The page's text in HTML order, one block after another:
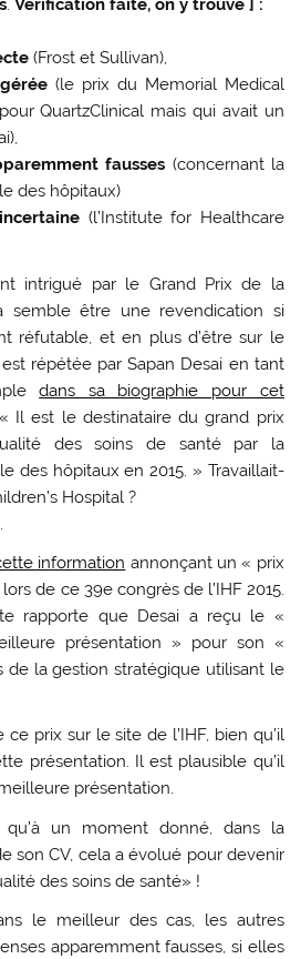
. Vérification faite, on y trouve ] :
(Frost et Sullivan),
(le prix du Memorial Medical
QuartzClinical mais qui avait un
fausses (concernant la
des hôpitaux)
(l’Institute for Healthcare
intrigué par le Grand Prix de la
semble être une revendication si
réfutable, et en plus d’être sur le
répétée par Sapan Desai en tant
dans sa biographie pour cet
Il est le destinataire du grand prix
des soins de santé par la
des hôpitaux en 2015. » Travaillait-
Hospital ?
information annonçant un « prix
de ce 39e congrès de l’IHF 2015.
rapporte que Desai a reçu le «
présentation » pour son «
de la gestion stratégique utilisant le
ce prix sur le site de l’IHF, bien qu’il
présentation. Il est plausible qu’il
présentation.
un moment donné, dans la
son CV, cela a évolué pour devenir
des soins de santé» !
le meilleur des cas, les autres
apparemment fausses, si elles